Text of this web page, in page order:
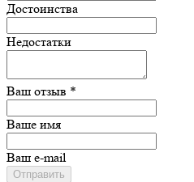
Достоинства
Недостатки
Ваш отзыв *
Ваше имя
Ваш e-mail
Отправить